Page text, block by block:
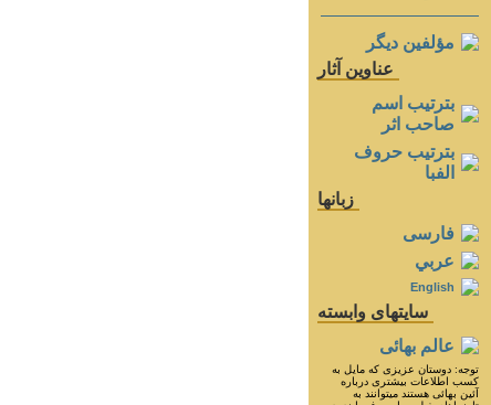
مؤلفين ديگر
عناوين آثار
بترتيب اسم
صاحب اثر
بترتيب حروف
الفبا
زبانها
فارسی
عربي
English
سايتهای وابسته
عالم بهائی
توجه: دوستان عزيزى كه مايل به
كسب اطلاعات بيشترى درباره
آئين بهائى هستند ميتوانند به